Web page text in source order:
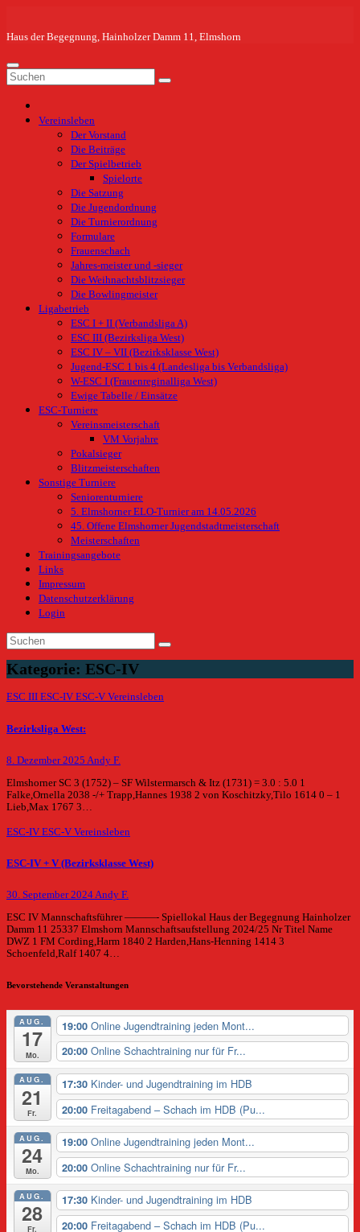
springen
Haus der Begegnung, Hainholzer Damm 11, Elmshorn
Vereinsleben
Der Vorstand
Die Beiträge
Der Spielbetrieb
Spielorte
Die Satzung
Die Jugendordnung
Die Turnierordnung
Formulare
Frauenschach
Jahres-meister und -sieger
Die Weihnachtsblitzsieger
Die Bowlingmeister
Ligabetrieb
ESC I + II (Verbandsliga A)
ESC III (Bezirksliga West)
ESC IV – VII (Bezirksklasse West)
Jugend-ESC 1 bis 4 (Landesliga bis Verbandsliga)
W-ESC I (Frauenreginalliga West)
Ewige Tabelle / Einsätze
ESC-Turniere
Vereinsmeisterschaft
VM Vorjahre
Pokalsieger
Blitzmeisterschaften
Sonstige Turniere
Seniorenturniere
5. Elmshorner ELO-Turnier am 14.05.2026
45. Offene Elmshorner Jugendstadtmeisterschaft
Meisterschaften
Trainingsangebote
Links
Impressum
Datenschutzerklärung
Login
Kategorie: ESC-IV
ESC III ESC-IV ESC-V Vereinsleben
Bezirksliga West:
8. Dezember 2025 Andy F.
Elmshorner SC 3 (1752) – SF Wilstermarsch & Itz (1731) = 3.0 : 5.0 1
Falke,Ornella 2038 -/+ Trapp,Hannes 1938 2 von Koschitzky,Tilo 1614 0 – 1
Lieb,Max 1767 3…
ESC-IV ESC-V Vereinsleben
ESC-IV + V (Bezirksklasse West)
30. September 2024Andy F.
ESC IV Mannschaftsführer ———- Spiellokal Haus der Begegnung Hainholzer
Damm 11 25337 Elmshorn Mannschaftsaufstellung 2024/25 Nr Titel Name
DWZ 1 FM Cording,Harm 1840 2 Harden,Hans-Henning 1414 3
Schoenfeld,Ralf 1407 4…
Bevorstehende Veranstaltungen
AUG.
17
Mo.
19:00 Online Jugendtraining jeden Mont...
20:00 Online Schachtraining nur für Fr...
AUG.
21
Fr.
17:30 Kinder- und Jugendtraining im HDB
20:00 Freitagabend – Schach im HDB (Pu...
AUG.
24
Mo.
19:00 Online Jugendtraining jeden Mont...
20:00 Online Schachtraining nur für Fr...
AUG.
28
Fr.
17:30 Kinder- und Jugendtraining im HDB
20:00 Freitagabend – Schach im HDB (Pu...